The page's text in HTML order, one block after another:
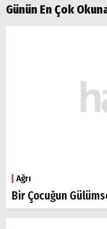
Günün En Çok
Ağrı
Bir Çocuğun